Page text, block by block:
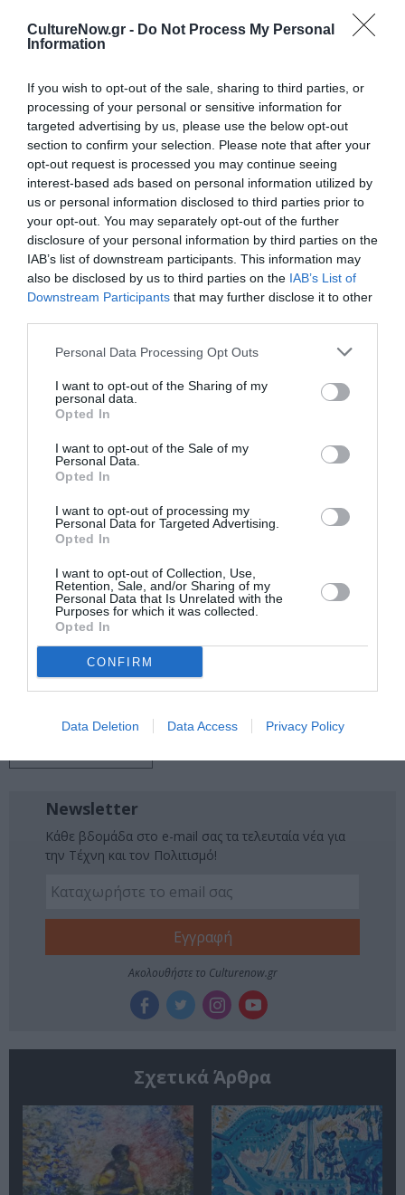
CultureNow.gr - Do Not Process My Personal
Information
If you wish to opt-out of the sale, sharing to third parties, or
processing of your personal or sensitive information for
targeted advertising by us, please use the below opt-out
section to confirm your selection. Please note that after your
opt-out request is processed you may continue seeing
interest-based ads based on personal information utilized by
us or personal information disclosed to third parties prior to
your opt-out. You may separately opt-out of the further
disclosure of your personal information by third parties on the
IAB’s list of downstream participants. This information may
also be disclosed by us to third parties on the IAB’s List of
Downstream Participants that may further disclose it to other
Personal Data Processing Opt Outs
I want to opt-out of the Sharing of my
personal data.
Opted In
I want to opt-out of the Sale of my
Personal Data.
Opted In
I want to opt-out of processing my
Personal Data for Targeted Advertising.
Opted In
I want to opt-out of Collection, Use,
Retention, Sale, and/or Sharing of my
Personal Data that Is Unrelated with the
Purposes for which it was collected.
Opted In
CONFIRM
Data Deletion Data Access Privacy Policy
Ημερομηνία:
Από: 14/02/2025 Εως:
01/03/2025
Εγκαίνια: Παρασκευή 14 Φεβρουαρίου 2025, 7 – 10μ.μ.
Ώρες λειτουργίας: Τρίτη έως Σάββατο: 11 – 7μ.μ.
Τοποθεσία:
Ίδρυμα Εικαστικών Τεχνών Τσιχριτζή, Κασσαβέτη 18,
Κηφισιά
Ίδρυμα Εικαστικών Τεχνών Τσιχριτζή
Eισιτήρια:
Τηλ.: 210-8019975 |
Ακολουθήστε το Culturenow.gr στο Google News
μάθετε πρώτοι όλες τις ειδήσεις
Δείτε όλα τατελευταία νέαγια την Τέχνη και τον
Πολιτισμό στο
Νέοι Διαγωνισμοί❯
Tags
ΓΚΑΛΕΡΙ ΤΕΧΝΗΣ - ΑΙΘΟΥΣΕΣ ΤΕΧΝΗΣ
ΓΛΥΠΤΙΚΗ - ΧΑΡΑΚΤΙΚΗ
ΔΩΡΕΑΝ ΕΚΔΗΛΩΣΕΙΣ
ΕΙΚΑΣΤΙΚΕΣ ΕΚΘΕΣΕΙΣ
ΖΩΓΡΑΦΙΚΗ
ΖΩΓΡΑΦΟΣ
Newsletter
Κάθε βδομάδα στο e-mail σας τα τελευταία νέα για
την Τέχνη και τον Πολιτισμό!
Ακολουθήστε το Culturenow.gr
Σχετικά Άρθρα